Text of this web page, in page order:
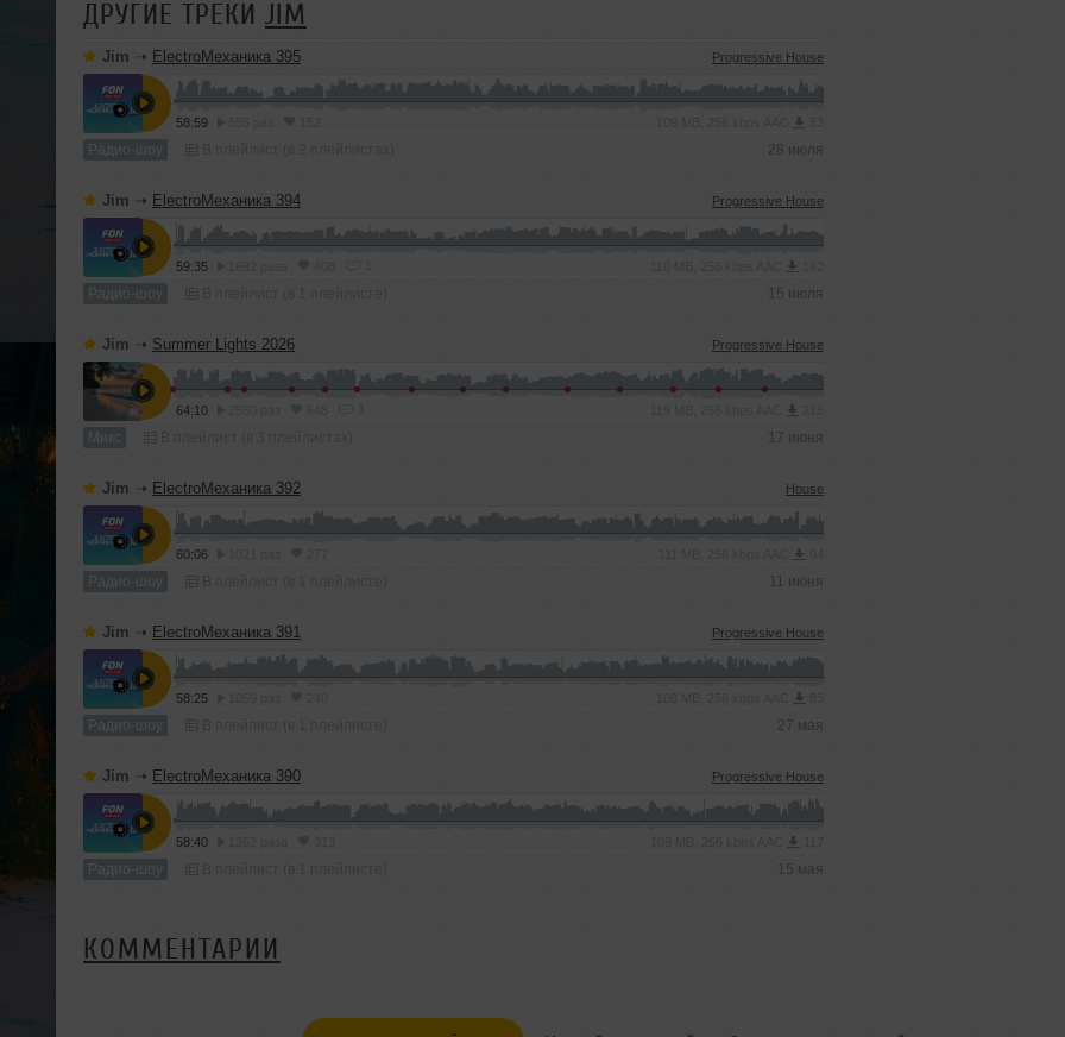
ДРУГИЕ ТРЕКИ JIM
Jim ➝ ElectroМеханика 395 Progressive House
58:59
Радио-шоу 28 июля
Jim ➝ ElectroМеханика 394 Progressive House
59:35
Радио-шоу 15 июля
Jim ➝ Summer Lights 2026 Progressive House
64:10
Микс 17 июня
Jim ➝ ElectroМеханика 392 House
60:06
Радио-шоу 11 июня
Jim ➝ ElectroМеханика 391 Progressive House
58:25
Радио-шоу 27 мая
Jim ➝ ElectroМеханика 390 Progressive House
58:40
Радио-шоу 15 мая
КОММЕНТАРИИ